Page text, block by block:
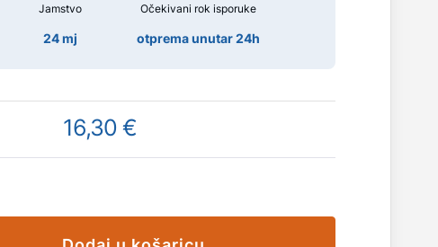
Jamstvo
24 mj
Očekivani rok isporuke
otprema unutar 24h
16,30 €